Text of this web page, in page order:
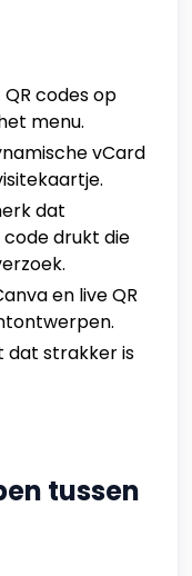
codes op
menu.
vCard
dat
drukt die
en live QR
dat strakker is
tussen